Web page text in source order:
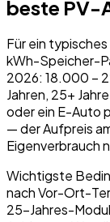
beste PV-
Für ein
kWh-Speicher-
2026: 18.000 –
Jahren, 25+
oder ein E-Auto
— der Aufpreis
Eigenverbrauch
Wichtigste
nach Vor-Ort-
25-Jahres-